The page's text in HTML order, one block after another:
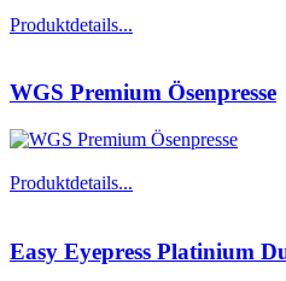
Produktdetails...
WGS Premium Ösenpresse
Produktdetails...
Easy Eyepress Platinium